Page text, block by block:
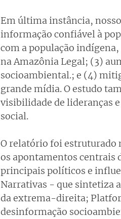
Em última instância,
informação confiável à
com a população
na Amazônia Legal; (3)
socioambiental.; e (4)
grande mídia. O estudo
visibilidade de lideranças
social.
O relatório foi estruturado
os apontamentos centrais
principais políticos e
Narrativas - que sintetiza
da extrema-direita;
desinformação